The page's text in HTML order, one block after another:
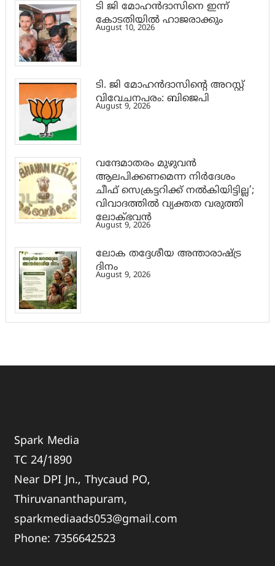
ടി ജി മോഹൻദാസിനെ ഇന്ന്
കോടതിയിൽ ഹാജരാക്കും
August 10, 2026
ടി. ജി മോഹന്‍ദാസിന്റെ അറസ്റ്റ്
വിവേചനപരം: ബിജെപി
August 9, 2026
വന്ദേമാതരം മുഴുവൻ
ആലപിക്കണമെന്ന നിർദേശം
ചീഫ് സെക്രട്ടറിക്ക് നൽകിയിട്ടില്ല’;
വിവാദത്തിൽ വ്യക്തത വരുത്തി
ലോക്ഭവൻ
August 9, 2026
ലോക തദ്ദേശീയ അന്താരാഷ്ട്ര
ദിനം
August 9, 2026
Spark Media
TC 24/1890
Near DPI Jn., Thycaud PO,
Thiruvananthapuram,
sparkmediaads053@gmail.com
Phone:7356642523